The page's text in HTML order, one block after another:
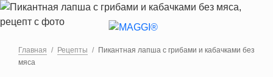
Перейти к основному содержанию
Главная Рецепты
Пикантная лапша с грибами и кабачками без
мяса